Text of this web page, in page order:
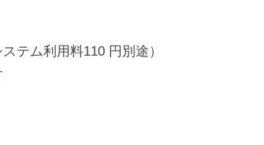
テム利用料110 円別途）